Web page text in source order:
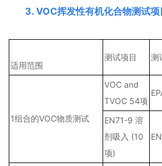
3. VOC挥发性有机化合物测试项
适用范围
测试项目 测
1组合的VOC物质测试
VOC and
TVOC 54项
EN71-9 溶
剂吸入 (10
项)